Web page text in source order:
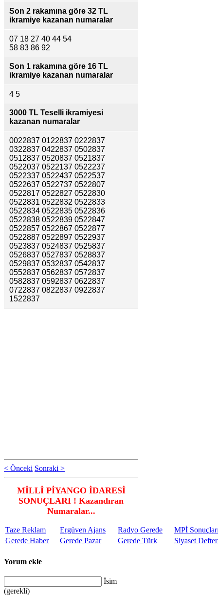
Son 2 rakamına göre 32 TL
ikramiye kazanan numaralar
07 18 27 40 44 54
58 83 86 92
Son 1 rakamına göre 16 TL
ikramiye kazanan numaralar
4 5
3000 TL Teselli ikramiyesi
kazanan numaralar
0022837 0122837 0222837
0322837 0422837 0502837
0512837 0520837 0521837
0522037 0522137 0522237
0522337 0522437 0522537
0522637 0522737 0522807
0522817 0522827 0522830
0522831 0522832 0522833
0522834 0522835 0522836
0522838 0522839 0522847
0522857 0522867 0522877
0522887 0522897 0522937
0523837 0524837 0525837
0526837 0527837 0528837
0529837 0532837 0542837
0552837 0562837 0572837
0582837 0592837 0622837
0722837 0822837 0922837
1522837
< Önceki Sonraki >
MİLLİ PİYANGO İDARESİ
SONUÇLARI ! Kazandıran
Numaralar...
Taze Reklam Ergüven Ajans Radyo Gerede
MPİ
Gerede Haber
Gerede Pazar Gerede Türk Siyaset
Yorum ekle
İsim
(gerekli)